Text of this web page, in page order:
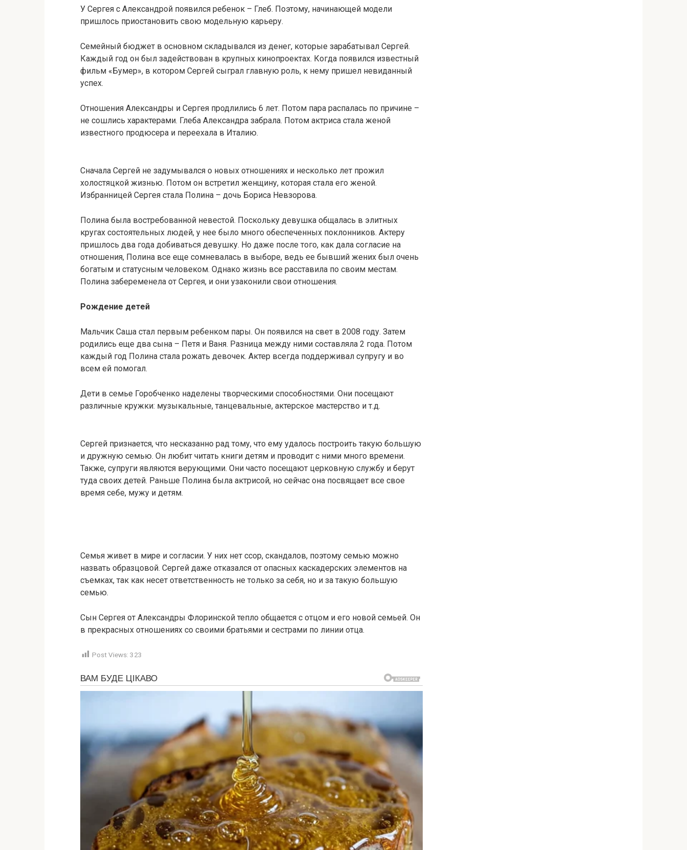
У Сергея с Александрой появился ребенок – Глеб. Поэтому, начинающей модели
пришлось приостановить свою модельную карьеру.
Семейный бюджет в основном складывался из денег, которые зарабатывал Сергей.
Каждый год он был задействован в крупных кинопроектах. Когда появился известный
фильм «Бумер», в котором Сергей сыграл главную роль, к нему пришел невиданный
успех.
Отношения Александры и Сергея продлились 6 лет. Потом пара распалась по причине –
не сошлись характерами. Глеба Александра забрала. Потом актриса стала женой
известного продюсера и переехала в Италию.
Сначала Сергей не задумывался о новых отношениях и несколько лет прожил
холостяцкой жизнью. Потом он встретил женщину, которая стала его женой.
Избранницей Сергея стала Полина – дочь Бориса Невзорова.
Полина была востребованной невестой. Поскольку девушка общалась в элитных
кругах состоятельных людей, у нее было много обеспеченных поклонников. Актеру
пришлось два года добиваться девушку. Но даже после того, как дала согласие на
отношения, Полина все еще сомневалась в выборе, ведь ее бывший жених был очень
богатым и статусным человеком. Однако жизнь все расставила по своим местам.
Полина забеременела от Сергея, и они узаконили свои отношения.
Рождение детей
Мальчик Саша стал первым ребенком пары. Он появился на свет в 2008 году. Затем
родились еще два сына – Петя и Ваня. Разница между ними составляла 2 года. Потом
каждый год Полина стала рожать девочек. Актер всегда поддерживал супругу и во
всем ей помогал.
Дети в семье Горобченко наделены творческими способностями. Они посещают
различные кружки: музыкальные, танцевальные, актерское мастерство и т.д.
Сергей признается, что несказанно рад тому, что ему удалось построить такую большую
и дружную семью. Он любит читать книги детям и проводит с ними много времени.
Также, супруги являются верующими. Они часто посещают церковную службу и берут
туда своих детей. Раньше Полина была актрисой, но сейчас она посвящает все свое
время себе, мужу и детям.
Семья живет в мире и согласии. У них нет ссор, скандалов, поэтому семью можно
назвать образцовой. Сергей даже отказался от опасных каскадерских элементов на
съемках, так как несет ответственность не только за себя, но и за такую большую
семью.
Сын Сергея от Александры Флоринской тепло общается с отцом и его новой семьей. Он
в прекрасных отношениях со своими братьями и сестрами по линии отца.
Post Views: 323